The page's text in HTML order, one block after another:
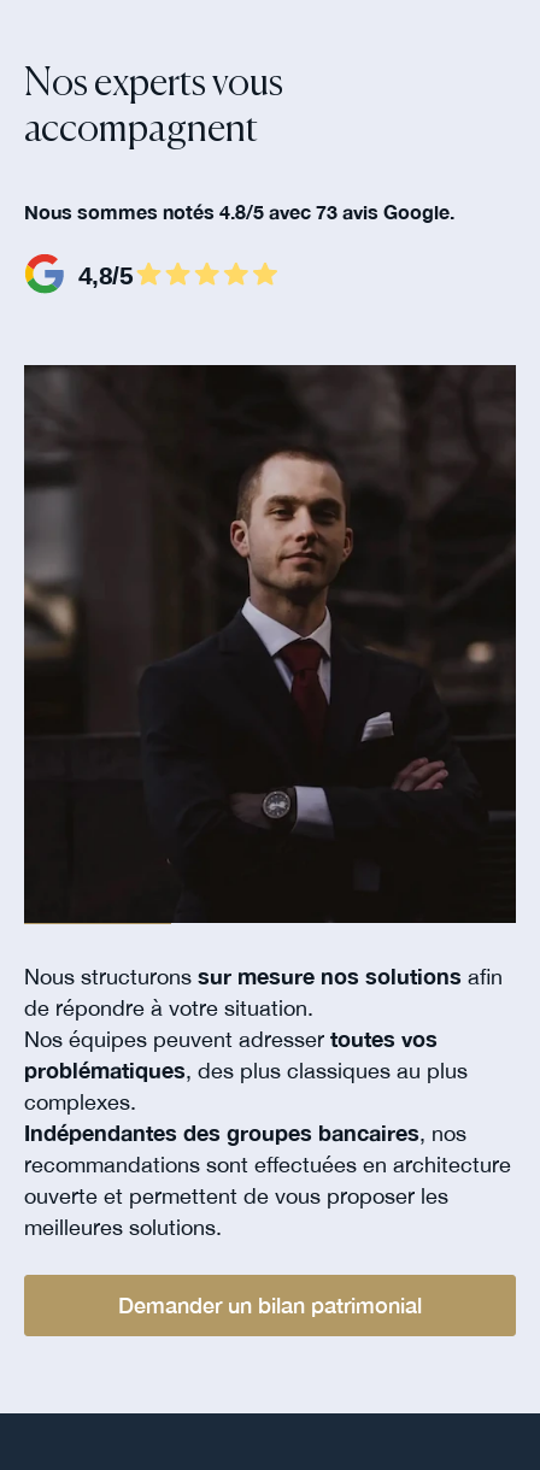
Nos experts vous
accompagnent‍
Nous sommes notés 4.8/5 avec 73 avis Google.
Nous structurons sur mesure nos solutions afin
de répondre à votre situation.
Nos équipes peuvent adresser toutes vos
problématiques, des plus classiques au plus
complexes.
Indépendantes des groupes bancaires, nos
recommandations sont effectuées en architecture
ouverte et permettent de vous proposer les
meilleures solutions.
Demander un bilan patrimonial